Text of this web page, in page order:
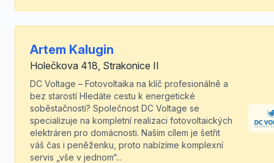
Artem Kalugin
Holečkova 418, Strakonice II
DC Voltage – Fotovoltaika na klíč profesionálně a
bez starostí Hledáte cestu k energetické
soběstačnosti? Společnost DC Voltage se
specializuje na kompletní realizaci fotovoltaických
elektráren pro domácnosti. Naším cílem je šetřit
váš čas i peněženku, proto nabízíme komplexní
servis „vše v jednom“...